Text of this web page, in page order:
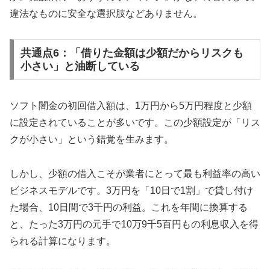
違法なものに安全な選択肢などありません。
共通点6：「借りた金額は少額だからリスクも
小さい」と油断している
ソフト闇金の初回借入額は、1万円から5万円程度と少額
に設定されていることが多いです。この少額設定が「リス
クが小さい」という錯覚を生みます。
しかし、少額の借入こそが業者にとって最も利益率の高い
ビジネスモデルです。3万円を「10日で1割」で貸し付け
た場合、10日間で3千円の利益。これを年間に換算する
と、たった3万円の元手で10万9千5百円もの利息収入を得
られる計算になります。